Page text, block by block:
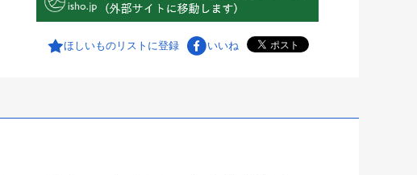
ほしいものリストに登録 いいね